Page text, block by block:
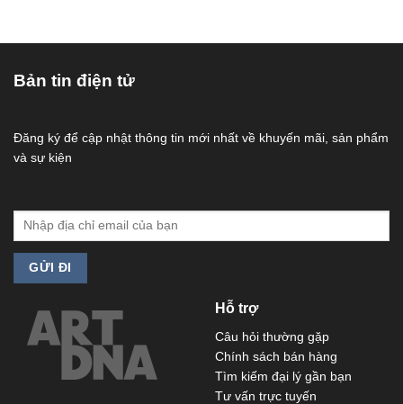
Bản tin điện tử
Đăng ký để cập nhật thông tin mới nhất về khuyến mãi, sản phẩm
và sự kiện
Hỗ trợ
Câu hỏi thường gặp
Chính sách bán hàng
Tìm kiếm đại lý gần bạn
Tư vấn trực tuyến